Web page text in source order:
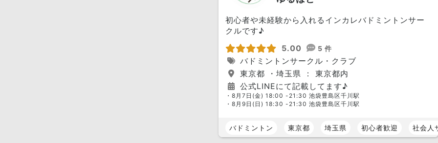
初心者や未経験から入れるインカレバドミントンサー
クルです♪
5.00
5 件
バドミントンサークル・クラブ
東京都 ・埼玉県 ： 東京都内
公式LINEにて記載してます♪
・8月7日(金) 18:00 -21:30 池袋豊島区千川駅
・8月9日(日) 18:30 -21:30 池袋豊島区千川駅
バドミントン 東京都 埼玉県 初心者歓迎 社会人